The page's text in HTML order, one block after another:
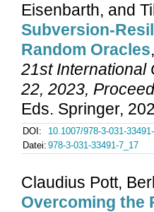
Eisenbarth, and
Subversion-
Random Oracles
21st International
22, 2023,
Eds. Springer,
DOI:
10.1007/978-3-031-
Datei: 978-3-031-33491-7_17
Claudius Pott,
Overcoming the